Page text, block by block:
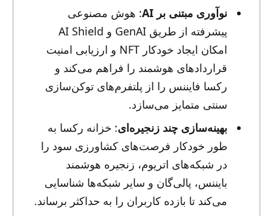
نوآوری مبتنی بر AI
: هوش مصنوعی
پیشرفته از طریق GenAI و AI Shield
امکان ایجاد خودکار NFT و ارزیابی امنیت
قراردادهای هوشمند را فراهم می‌کند و
رکسا فایننس را از پلتفرم‌های توکن‌سازی
سنتی متمایز می‌سازد.
بهینه‌سازی چند زنجیره‌ای: خزانه رکسا به
طور خودکار فرصت‌های کشاورزی سود را
در شبکه‌های اتریوم، زنجیره هوشمند
بایننس، پالی‌گان و سایر شبکه‌ها شناسایی
می‌کند تا بازده کاربران را به حداکثر برساند.